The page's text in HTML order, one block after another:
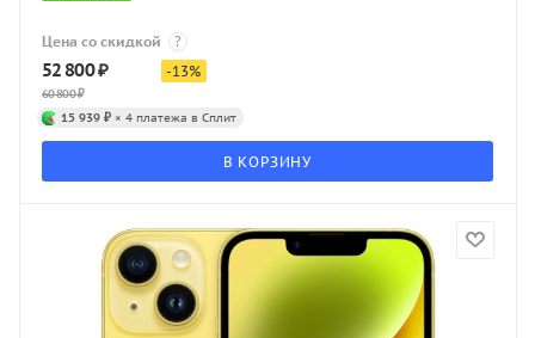
Цена со скидкой ?
52 800₽
60 800₽
-13%
15 939 ₽ × 4 платежа в Сплит
В КОРЗИНУ